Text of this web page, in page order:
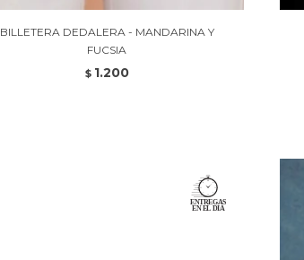
BILLETERA DEDALERA - MANDARINA Y
FUCSIA
$ 1.200